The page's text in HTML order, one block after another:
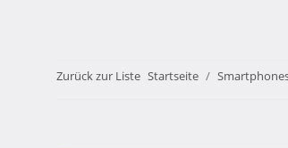
Zurück zur Liste Startseite